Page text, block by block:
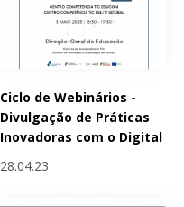
Ciclo de Webinários -
Divulgação de Práticas
Inovadoras com o Digital
28.04.23